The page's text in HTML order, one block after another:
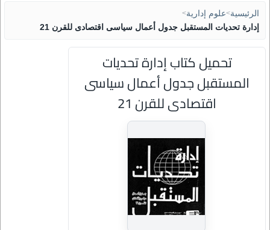
الرئيسية>علوم إدارية>
إدارة تحديات المستقبل جدول أعمال سياسى اقتصادى للقرن 21
تحميل كتاب إدارة تحديات
المستقبل جدول أعمال سياسى
اقتصادى للقرن 21